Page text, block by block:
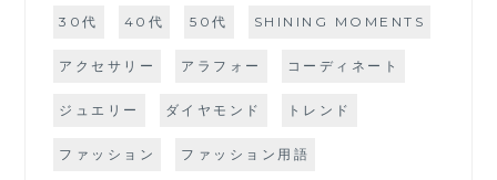
30代 40代 50代 SHINING MOMENTS
アクセサリー アラフォー コーディネート
ジュエリー ダイヤモンド トレンド
ファッション ファッション用語